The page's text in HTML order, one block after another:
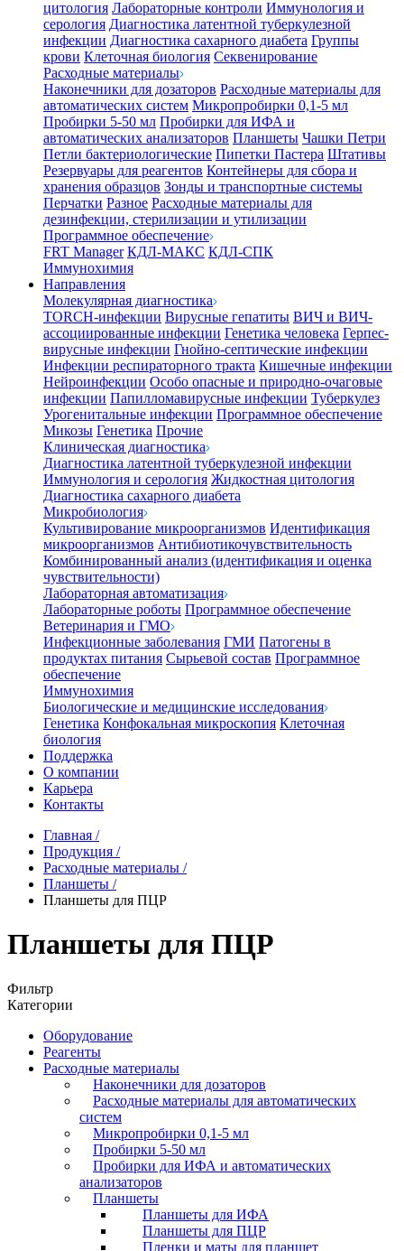
цитология Лабораторные контроли Иммунология и
серология Диагностика латентной туберкулезной
инфекции Диагностика сахарного диабета Группы
крови Клеточная биология Секвенирование
Расходные материалы
Наконечники для дозаторов Расходные материалы для
автоматических систем Микропробирки 0,1-5 мл
Пробирки 5-50 мл Пробирки для ИФА и
автоматических анализаторов Планшеты Чашки Петри
Петли бактериологические Пипетки Пастера Штативы
Резервуары для реагентов Контейнеры для сбора и
хранения образцов Зонды и транспортные системы
Перчатки Разное Расходные материалы для
дезинфекции, стерилизации и утилизации
Программное обеспечение
FRT Manager КДЛ-МАКС КДЛ-СПК
Иммунохимия
Направления
Молекулярная диагностика
TORCH-инфекции Вирусные гепатиты ВИЧ и ВИЧ-
ассоциированные инфекции Генетика человека Герпес-
вирусные инфекции Гнойно-септические инфекции
Инфекции респираторного тракта Кишечные инфекции
Нейроинфекции Особо опасные и природно-очаговые
инфекции Папилломавирусные инфекции Туберкулез
Урогенитальные инфекции Программное обеспечение
Микозы Генетика Прочие
Клиническая диагностика
Диагностика латентной туберкулезной инфекции
Иммунология и серология Жидкостная цитология
Диагностика сахарного диабета
Микробиология
Культивирование микроорганизмов Идентификация
микроорганизмов Антибиотикочувствительность
Комбинированный анализ (идентификация и оценка
чувствительности)
Лабораторная автоматизация
Лабораторные роботы Программное обеспечение
Ветеринария и ГМО
Инфекционные заболевания ГМИ Патогены в
продуктах питания Сырьевой состав Программное
обеспечение
Иммунохимия
Биологические и медицинские исследования
Генетика Конфокальная микроскопия Клеточная
биология
Поддержка
О компании
Карьера
Контакты
Главная /
Продукция /
Расходные материалы /
Планшеты /
Планшеты для ПЦР
Планшеты для ПЦР
Фильтр
Категории
Оборудование
Реагенты
Расходные материалы
Наконечники для дозаторов
Расходные материалы для автоматических
систем
Микропробирки 0,1-5 мл
Пробирки 5-50 мл
Пробирки для ИФА и автоматических
анализаторов
Планшеты
Планшеты для ИФА
Планшеты для ПЦР
Пленки и маты для планшет